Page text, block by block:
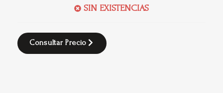
SIN EXISTENCIAS
Consultar Precio